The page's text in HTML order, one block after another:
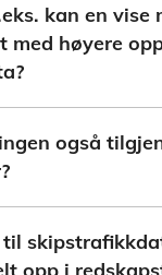
kan en vise
med høyere
også
opp i